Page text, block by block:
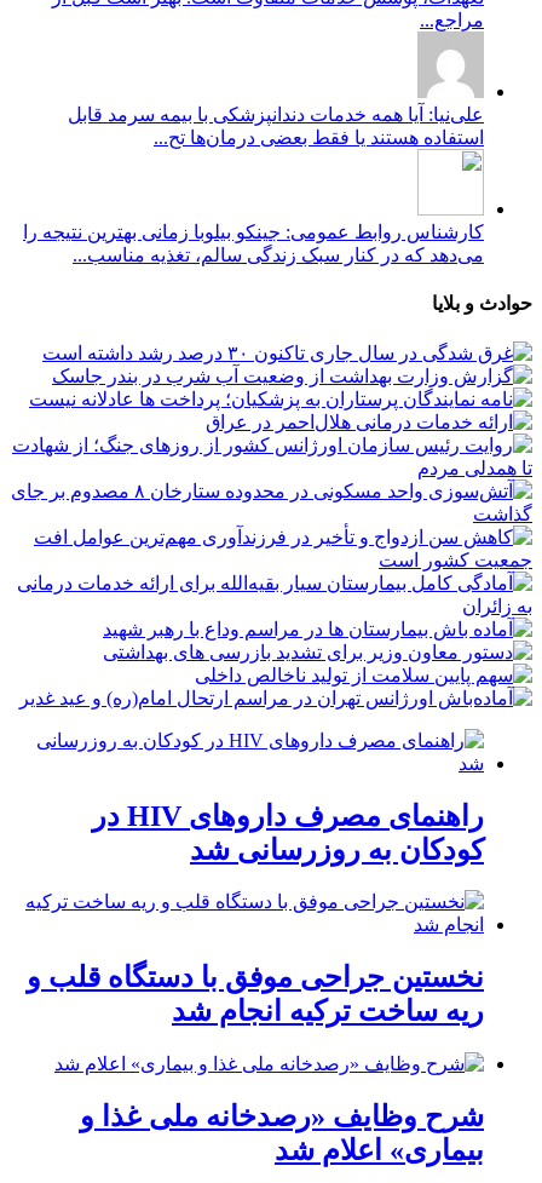
مراجع...
علی‌نیا: آیا همه خدمات دندانپزشکی با بیمه سرمد قابل
استفاده هستند یا فقط بعضی درمان‌ها تح...
کارشناس روابط عمومی: جینکو بیلوبا زمانی بهترین نتیجه را
می‌دهد که در کنار سبک زندگی سالم، تغذیه مناسب...
حوادث و بلایا
راهنمای مصرف داروهای HIV در
کودکان به روزرسانی شد
نخستین جراحی موفق با دستگاه قلب و
ریه ساخت ترکیه انجام شد
شرح وظایف «رصدخانه ملی غذا و
بیماری» اعلام شد